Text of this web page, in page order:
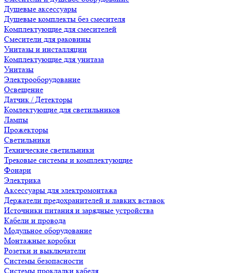
Душевые аксессуары
Душевые комплекты без смесителя
Комплектующие для смесителей
Смесители для раковины
Унитазы и инсталляции
Комплектующие для унитаза
Унитазы
Электрооборудование
Освещение
Датчик / Детекторы
Комлектующие для светильников
Лампы
Прожекторы
Светильники
Технические светильники
Трековые системы и комплектующие
Фонари
Электрика
Аксессуары для электромонтажа
Держатели предохранителей и лавких вставок
Источники питания и зарядные устройства
Кабели и провода
Модульное оборудование
Монтажные коробки
Розетки и выключатели
Системы безопасности
Системы прокладки кабеля